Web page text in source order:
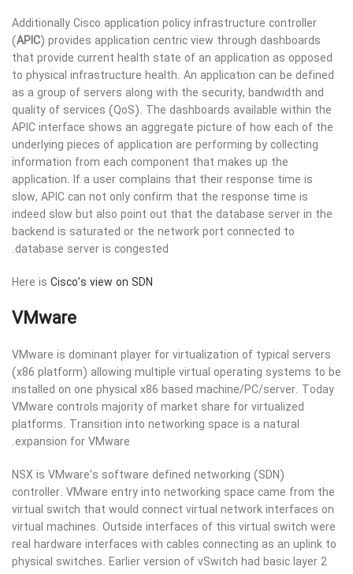
Additionally Cisco application policy infrastructure controller
(APIC) provides application centric view through dashboards
that provide current health state of an application as opposed
to physical infrastructure health. An application can be defined
as a group of servers along with the security, bandwidth and
quality of services (QoS). The dashboards available within the
APIC interface shows an aggregate picture of how each of the
underlying pieces of application are performing by collecting
information from each component that makes up the
application. If a user complains that their response time is
slow, APIC can not only confirm that the response time is
indeed slow but also point out that the database server in the
backend is saturated or the network port connected to
database server is congested.
Here is Cisco’s view on SDN
VMware is dominant player for virtualization of typical servers
(x86 platform) allowing multiple virtual operating systems to be
installed on one physical x86 based machine/PC/server. Today
VMware controls majority of market share for virtualized
platforms. Transition into networking space is a natural
expansion for VMware.
NSX is VMware’s software defined networking (SDN)
controller. VMware entry into networking space came from the
virtual switch that would connect virtual network interfaces on
virtual machines. Outside interfaces of this virtual switch were
real hardware interfaces with cables connecting as an uplink to
physical switches. Earlier version of vSwitch had basic layer 2